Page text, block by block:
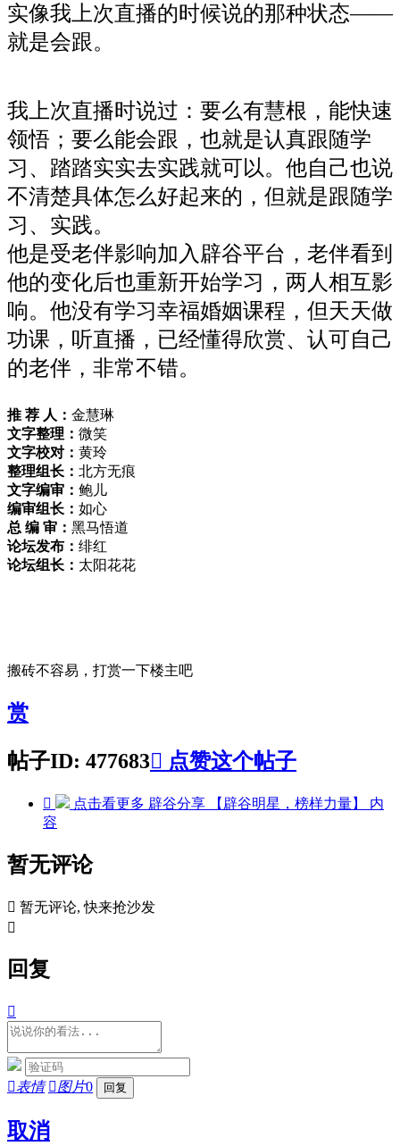
实像我上次直播的时候说的那种状态——
就是会跟。
我上次直播时说过：要么有慧根，能快速
领悟；要么能会跟，也就是认真跟随学
习、踏踏实实去实践就可以。他自己也说
不清楚具体怎么好起来的，但就是跟随学
习、实践。
他是受老伴影响加入辟谷平台，老伴看到
他的变化后也重新开始学习，两人相互影
响。他没有学习幸福婚姻课程，但天天做
功课，听直播，已经懂得欣赏、认可自己
的老伴，非常不错。
推 荐 人： 金慧琳
文字整理： 微笑
文字校对： 黄玲
整理组长： 北方无痕
文字编审： 鲍儿
编审组长： 如心
总 编 审： 黑马悟道
论坛发布： 绯红
论坛组长： 太阳花花
搬砖不容易，打赏一下楼主吧
赏
帖子ID: 477683 点赞这个帖子
 点击看更多 辟谷分享 【辟谷明星，榜样力量】
内
容
暂无评论
 暂无评论, 快来抢沙发

回复

表情 图片0
取消